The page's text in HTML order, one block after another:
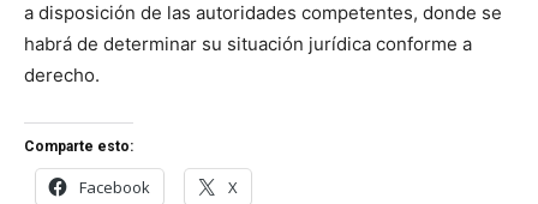
a disposición de las autoridades competentes, donde se
habrá de determinar su situación jurídica conforme a
derecho.
Comparte esto:
Facebook X